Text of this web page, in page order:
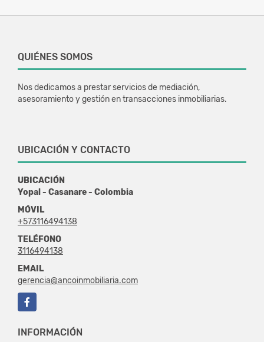
QUIÉNES SOMOS
Nos dedicamos a prestar servicios de mediación,
asesoramiento y gestión en transacciones inmobiliarias.
UBICACIÓN Y CONTACTO
UBICACIÓN
Yopal - Casanare - Colombia
MÓVIL
+573116494138
TELÉFONO
3116494138
EMAIL
gerencia@ancoinmobiliaria.com
Facebook
INFORMACIÓN